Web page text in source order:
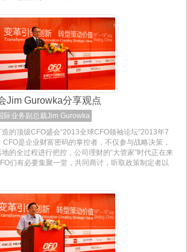
Jim Gurowka分享观点
际业务副总裁Jim Gurowka
的顶级CFO盛会“2013全球CFO领袖论坛”2013年7
是企业财富密码的掌控者，不仅参与战略决策，
的全过程进行把控，公司理财的“大管家”时代正在来
们有必要集聚一堂，共同商讨，听取政策制定者以